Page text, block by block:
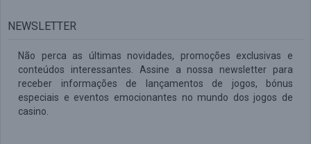
NEWSLETTER
Não perca as últimas novidades, promoções exclusivas e
conteúdos interessantes. Assine a nossa newsletter para
receber informações de lançamentos de jogos, bónus
especiais e eventos emocionantes no mundo dos jogos de
casino.